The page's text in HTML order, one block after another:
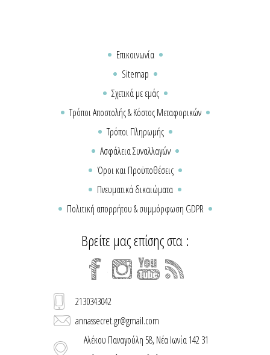
Επικοινωνία
Sitemap
Σχετικά με εμάς
Τρόποι Αποστολής & Κόστος Μεταφορικών
Τρόποι Πληρωμής
Ασφάλεια Συναλλαγών
Όροι και Προϋποθέσεις
Πνευματικά δικαιώματα
Πολιτική απορρήτου & συμμόρφωση GDPR
Βρείτε μας επίσης στα :
2130343042
annassecret.gr@gmail.com
Αλέκου Παναγούλη 58, Νέα Ιωνία 142 31